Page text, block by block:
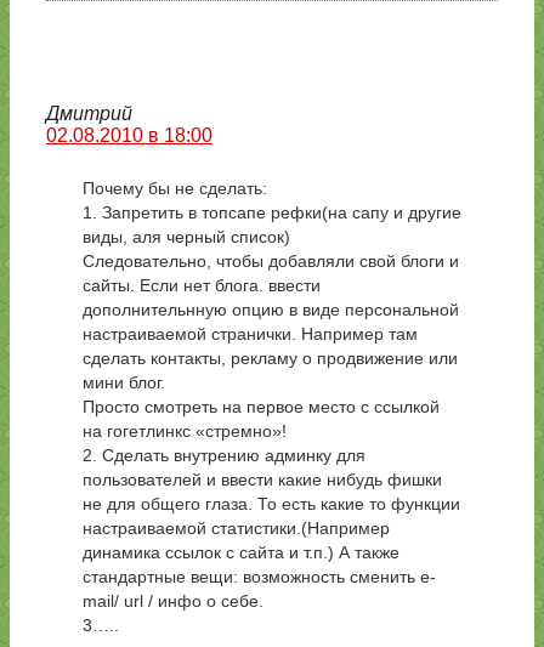
Дмитрий
02.08.2010 в 18:00
Почему бы не сделать:
1. Запретить в топсапе рефки(на сапу и другие
виды, аля черный список)
Следовательно, чтобы добавляли свой блоги и
сайты. Если нет блога. ввести
дополнительнную опцию в виде персональной
настраиваемой странички. Например там
сделать контакты, рекламу о продвижение или
мини блог.
Просто смотреть на первое место с ссылкой
на гогетлинкс «стремно»!
2. Сделать внутрению админку для
пользователей и ввести какие нибудь фишки
не для общего глаза. То есть какие то функции
настраиваемой статистики.(Например
динамика ссылок с сайта и т.п.) А также
стандартные вещи: возможность сменить e-
mail/ url / инфо о себе.
3…..